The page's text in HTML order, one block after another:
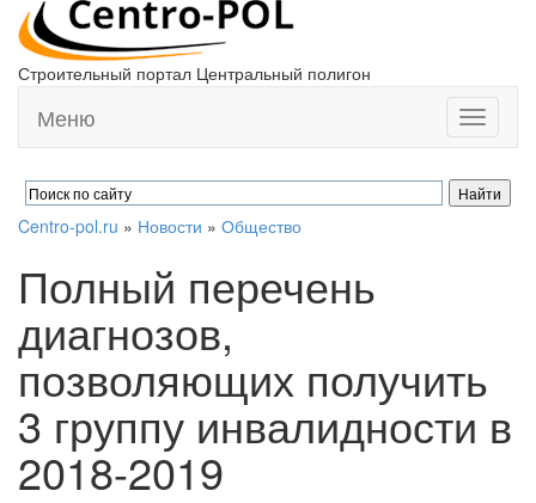
Строительный портал Центральный полигон
Toggle
Меню
Centro-pol.ru » Новости » Общество
Полный перечень
диагнозов,
позволяющих получить
3 группу инвалидности в
2018-2019